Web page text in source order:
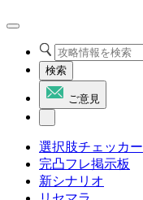
検索
ご意見
選択肢チェッカー
完凸フレ掲示板
新シナリオ